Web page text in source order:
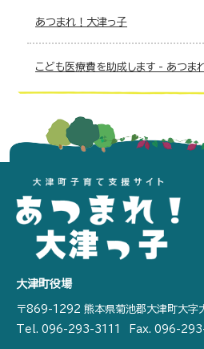
あつまれ！大津っ子
こども医療費を助成します - あつま
大津町役場
〒869-1292 熊本県菊池郡大津町大字
Tel. 096-293-3111
Fax. 096-